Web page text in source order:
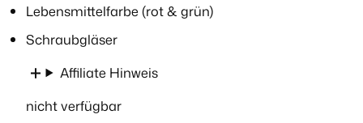
Lebensmittelfarbe (rot & grün)
Schraubgläser
Affiliate Hinweis
nicht verfügbar